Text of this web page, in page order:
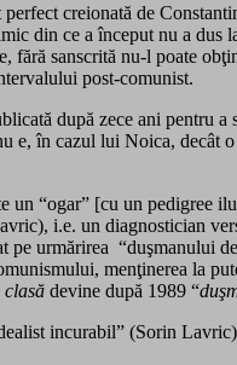
creionată de
din ce a început nu a dus
sanscrită nu-l poate
post-comunist.
după zece ani pentru
în cazul lui Noica, decât
“ogar” [cu un pedigree
i.e. un diagnostician
pe urmărirea “duşmanului de
menţinerea la
clasă devine după 1989 “
incurabil” (Sorin